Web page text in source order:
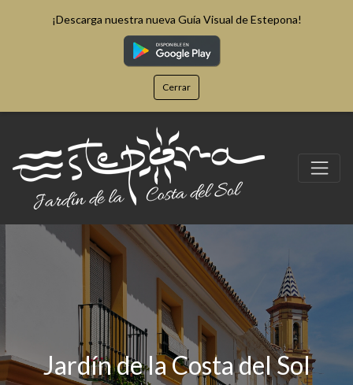
¡Descarga nuestra nueva Guía Visual de Estepona!
Cerrar
Jardín de la Costa del Sol